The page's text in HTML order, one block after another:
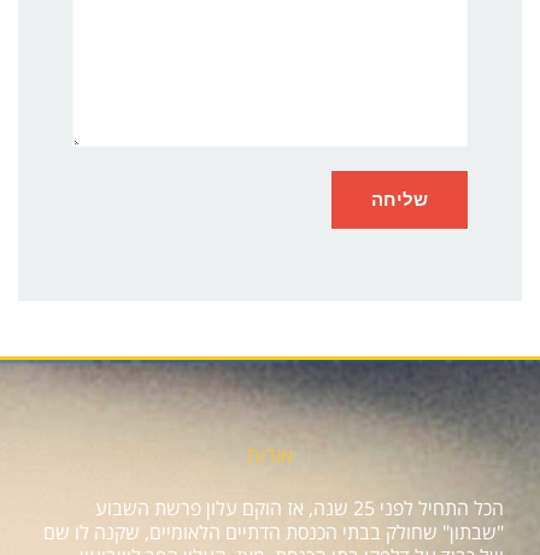
אודות
הכל התחיל לפני 25 שנה, אז הוקם עלון פרשת השבוע
"שבתון" שחולק בבתי הכנסת הדתיים הלאומיים, שקנה לו שם